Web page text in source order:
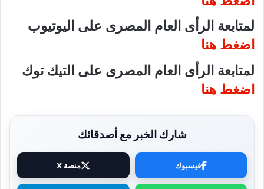
لمتابعة الرأى العام المصرى على اليوتيوب
اضغط هنا
لمتابعة الرأى العام المصرى على التيك توك
اضغط هنا
شارك الخبر مع أصدقائك
فيسبوك منصة X